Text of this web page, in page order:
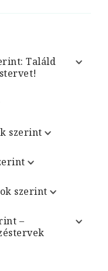
Találd
szerint
szerint
–